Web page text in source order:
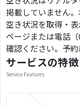
掲載していません
空き状況を取得・
ページまたは電話
確認ください。予約
サービスの特徴
Service Features